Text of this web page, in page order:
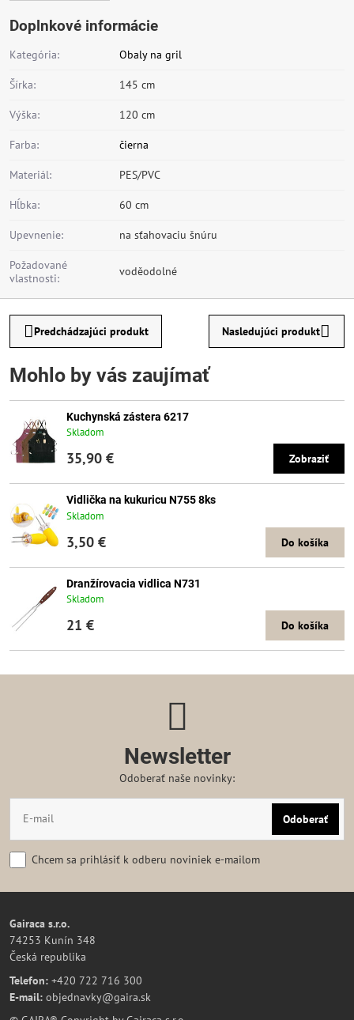
Doplnkové informácie
Kategória: Obaly na gril
Šírka: 145 cm
Výška: 120 cm
Farba: čierna
Materiál: PES/PVC
Hĺbka: 60 cm
Upevnenie: na sťahovaciu šnúru
Požadované
vlastnosti:
voděodolné
Predchádzajúci produkt Nasledujúci produkt
Mohlo by vás zaujímať
Kuchynská zástera 6217
Skladom
35,90 € Zobraziť
Vidlička na kukuricu N755 8ks
Skladom
3,50 € Do košíka
Dranžírovacia vidlica N731
Skladom
21 € Do košíka
Newsletter
Odoberať naše novinky:
Odoberať
Chcem sa prihlásiť k odberu noviniek e-mailom
Gairaca s.r.o.
74253 Kunín 348
Česká republika
Telefon: +420 722 716 300
E-mail: objednavky@gaira.sk